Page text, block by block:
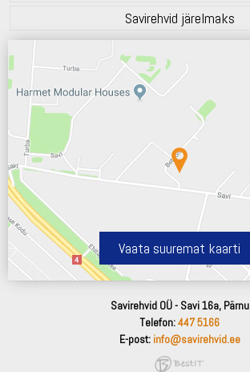
Savirehvid järelmaks
Vaata suuremat kaarti
Savirehvid OÜ - Savi 16a, Pärnu
Telefon:447 5166
E-post: info@savirehvid.ee